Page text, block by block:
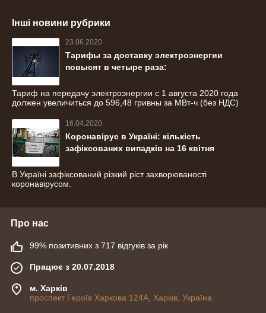
Інші новини рубрики
23.06.2020
Тарифы за доставку электроэнергии
повысят в четыре раза:
Тариф на передачу электроэнергии с 1 августа 2020 года
должен увеличиться до 596,48 гривны за МВт-ч (без НДС)
16.04.2020
Коронавірус в Україні: кількість
зафіксованих випадків на 16 квітня
В Україні зафіксований різкий ріст захворюваності
коронавірусом.
Про нас
99% позитивних з 717 відгуків за рік
Працює з 20.07.2018
м. Харків
проспект Героїв Харкова 124А, Харків, Україна